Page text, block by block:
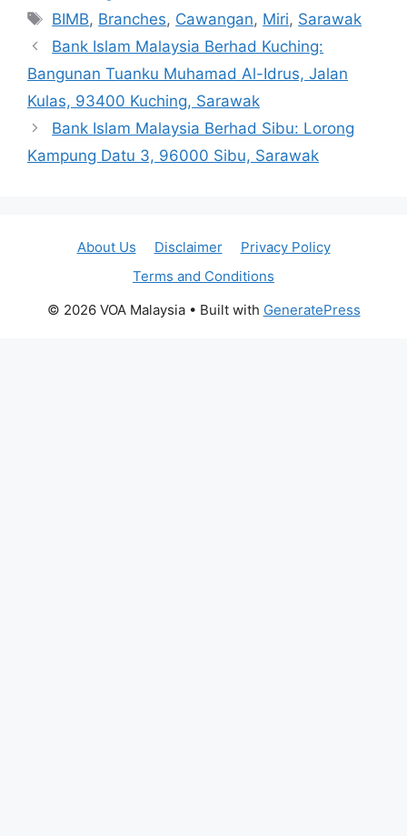
Tags
BIMB, Branches, Cawangan, Miri, Sarawak
Bank Islam Malaysia Berhad Kuching:
Bangunan Tuanku Muhamad Al-Idrus, Jalan
Kulas, 93400 Kuching, Sarawak
Bank Islam Malaysia Berhad Sibu: Lorong
Kampung Datu 3, 96000 Sibu, Sarawak
About Us Disclaimer
Privacy Policy
Terms and Conditions
© 2026 VOA Malaysia• Built with GeneratePress